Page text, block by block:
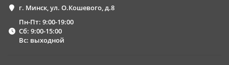
г. Минск, ул. О.Кошевого, д.8
Пн-Пт: 9:00-19:00
Сб: 9:00-15:00
Вс: выходной